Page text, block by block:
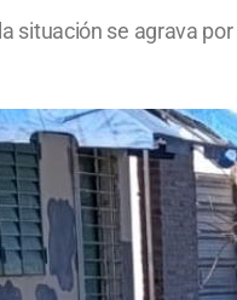
situación se agrava